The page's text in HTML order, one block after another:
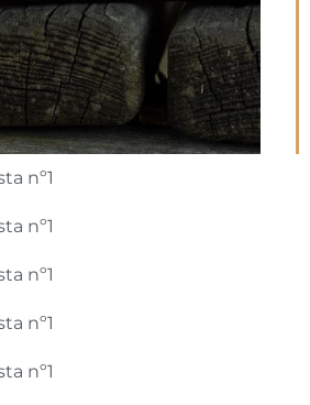
nº1
nº1
nº1
nº1
nº1